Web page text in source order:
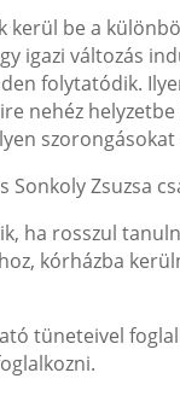
kerül be a
igazi változás
folytatódik.
nehéz
ha rosszul
kórházba
tüneteivel